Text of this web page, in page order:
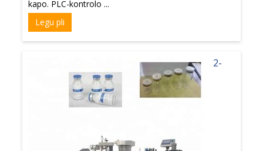
kapo. PLC-kontrolo ...
Legu pli
2-